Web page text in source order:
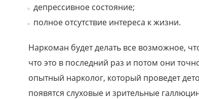
депрессивное состояние;
полное отсутствие интереса к жизни.
Наркоман будет делать все возможное,
что это в последний раз и потом они
опытный нарколог, который проведет
появятся слуховые и зрительные